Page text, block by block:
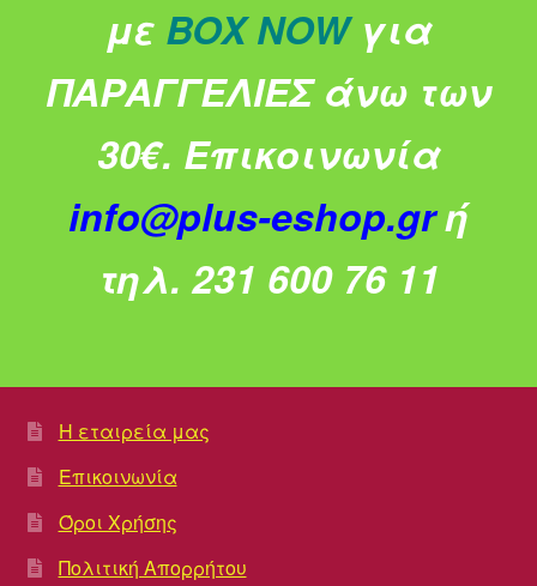
με BOX NOW για
ΠΑΡΑΓΓΕΛΙΕΣ άνω των
30€. Επικοινωνία
info@plus-eshop.grή
τηλ. 231 600 76 11
Η εταιρεία μας
Επικοινωνία
Όροι Χρήσης
Πολιτική Απορρήτου